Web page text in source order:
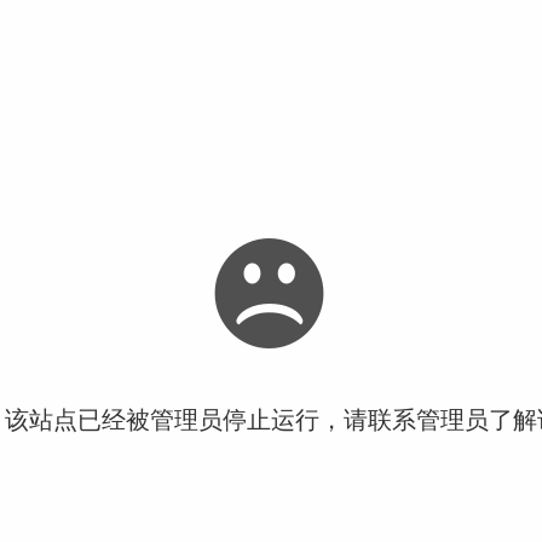
站点已经被管理员停止运行，请联系管理员了